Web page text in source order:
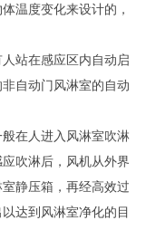
温度变化来设计的，
站在感应区内自动启
自动门风淋室的自动
在人进入风淋室吹淋
吹淋后，风机从外界
静压箱，再经高效过
达到风淋室净化的目